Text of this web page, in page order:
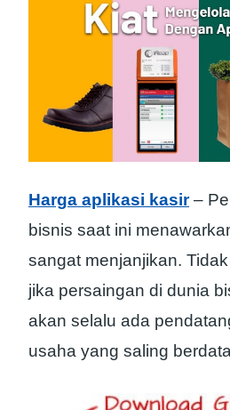
Harga aplikasi kasir–
bisnis saat ini
sangat menjanjikan.
jika persaingan di dunia
akan selalu ada
usaha yang saling